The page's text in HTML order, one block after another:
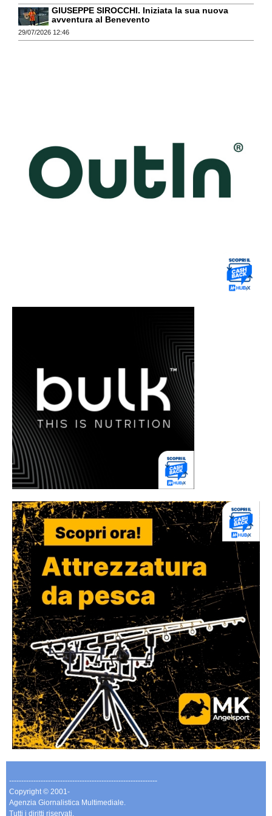
GIUSEPPE SIROCCHI. Iniziata la sua nuova
avventura al Benevento
29/07/2026 12:46
-------------------------------------------------------------
Copyright © 2001-
Agenzia Giornalistica Multimediale.
Tutti i diritti riservati.